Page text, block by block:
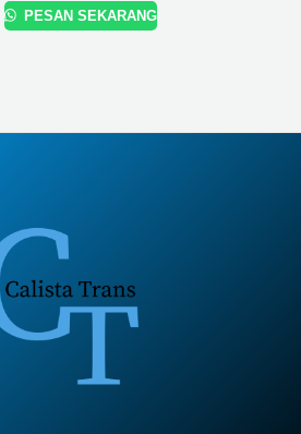
PESAN SEKARANG